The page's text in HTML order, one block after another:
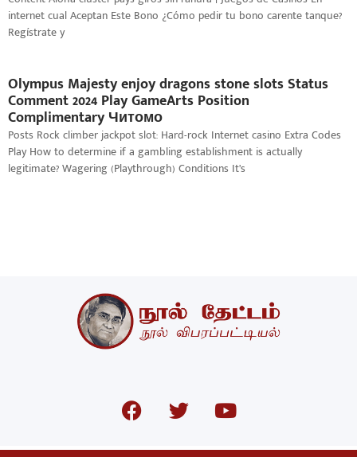
internet cual Aceptan Este Bono ¿Cómo pedir tu bono carente tanque?
Regístrate y
Olympus Majesty enjoy dragons stone slots Status
Comment 2024 Play GameArts Position
Complimentary Читомо
Posts Rock climber jackpot slot: Hard-rock Internet casino Extra Codes
Play How to determine if a gambling establishment is actually
legitimate? Wagering (Playthrough) Conditions It’s